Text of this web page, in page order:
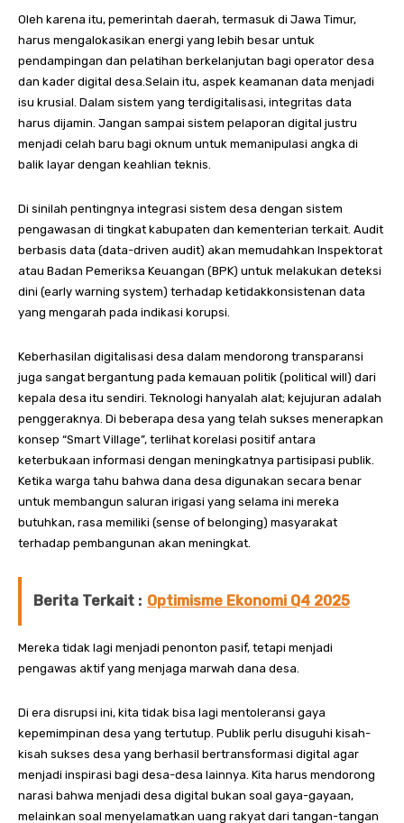
Oleh karena itu, pemerintah daerah, termasuk di Jawa Timur,
harus mengalokasikan energi yang lebih besar untuk
pendampingan dan pelatihan berkelanjutan bagi operator desa
dan kader digital desa.Selain itu, aspek keamanan data menjadi
isu krusial. Dalam sistem yang terdigitalisasi, integritas data
harus dijamin. Jangan sampai sistem pelaporan digital justru
menjadi celah baru bagi oknum untuk memanipulasi angka di
balik layar dengan keahlian teknis.
Di sinilah pentingnya integrasi sistem desa dengan sistem
pengawasan di tingkat kabupaten dan kementerian terkait. Audit
berbasis data (data-driven audit) akan memudahkan Inspektorat
atau Badan Pemeriksa Keuangan (BPK) untuk melakukan deteksi
dini (early warning system) terhadap ketidakkonsistenan data
yang mengarah pada indikasi korupsi.
Keberhasilan digitalisasi desa dalam mendorong transparansi
juga sangat bergantung pada kemauan politik (political will) dari
kepala desa itu sendiri. Teknologi hanyalah alat; kejujuran adalah
penggeraknya. Di beberapa desa yang telah sukses menerapkan
konsep “Smart Village”, terlihat korelasi positif antara
keterbukaan informasi dengan meningkatnya partisipasi publik.
Ketika warga tahu bahwa dana desa digunakan secara benar
untuk membangun saluran irigasi yang selama ini mereka
butuhkan, rasa memiliki (sense of belonging) masyarakat
terhadap pembangunan akan meningkat.
Berita Terkait : Optimisme Ekonomi Q4 2025
Mereka tidak lagi menjadi penonton pasif, tetapi menjadi
pengawas aktif yang menjaga marwah dana desa.
Di era disrupsi ini, kita tidak bisa lagi mentoleransi gaya
kepemimpinan desa yang tertutup. Publik perlu disuguhi kisah-
kisah sukses desa yang berhasil bertransformasi digital agar
menjadi inspirasi bagi desa-desa lainnya. Kita harus mendorong
narasi bahwa menjadi desa digital bukan soal gaya-gayaan,
melainkan soal menyelamatkan uang rakyat dari tangan-tangan